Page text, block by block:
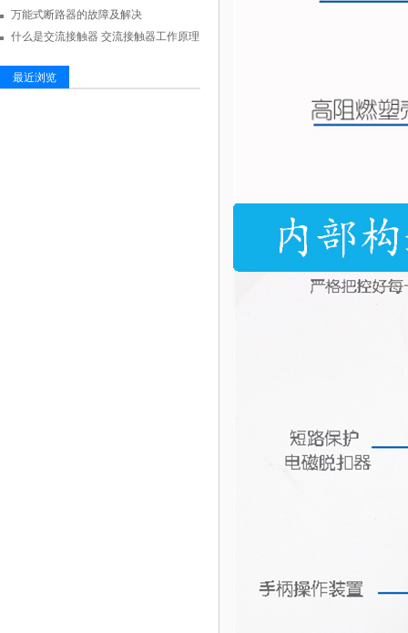
万能式断路器的故障及解决
什么是交流接触器 交流接触器工作原理
最近浏览